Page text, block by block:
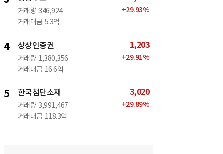
거래량 346,924
거래대금 5.3억
+29.93%
4 상상인증권
거래량 1,380,356
거래대금 16.6억
1,203
+29.91%
5 한국첨단소재
거래량 3,991,467
거래대금 118.3억
3,020
+29.89%